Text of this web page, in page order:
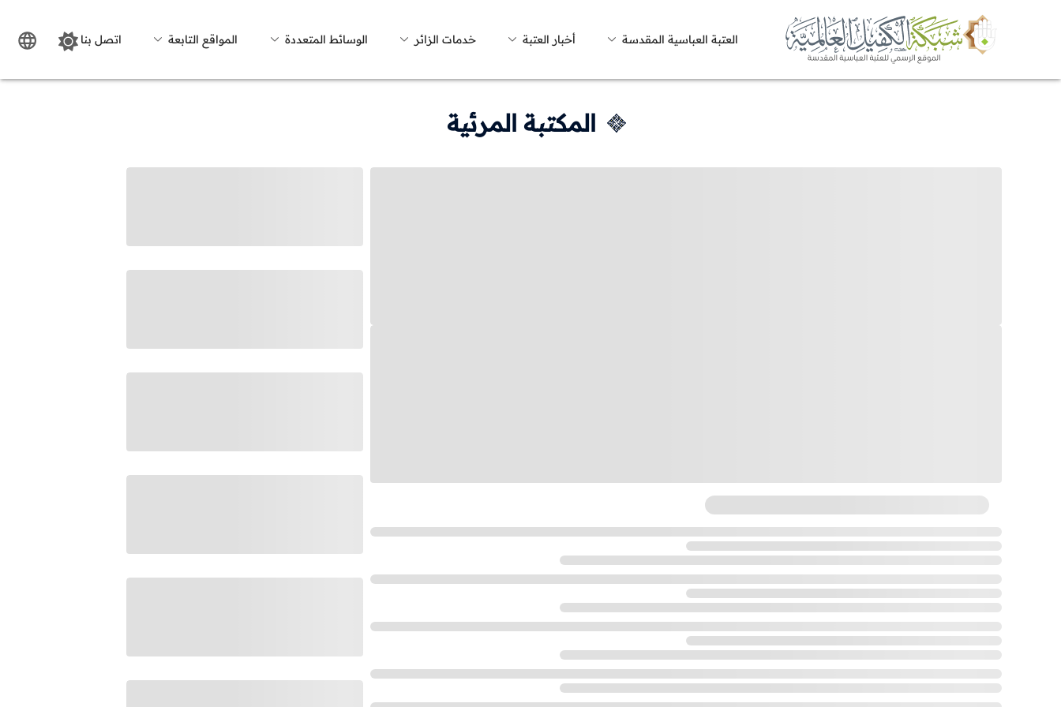
العتبة العباسية المقدسة أخبار العتبة خدمات الزائر الوسائط المتعددة المواقع التابعة اتصل بنا
المكتبة المرئية